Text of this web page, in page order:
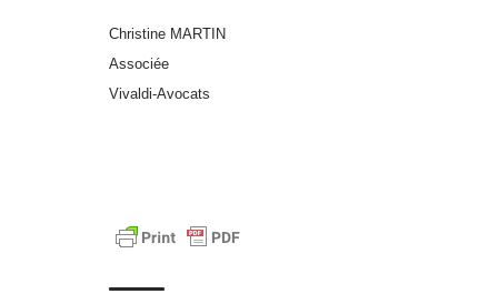
Christine MARTIN
Associée
Vivaldi-Avocats